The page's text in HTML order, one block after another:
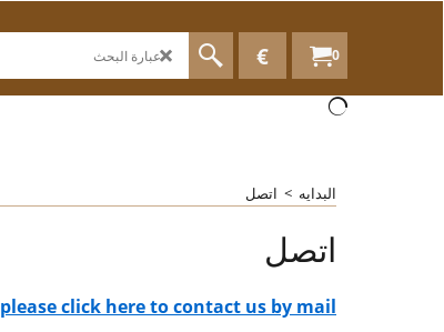
0
€
البدايه > اتصل
اتصل
please click here to contact us by mail...